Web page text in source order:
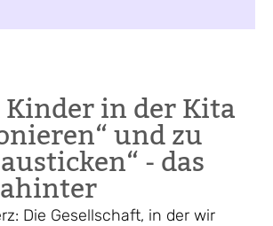
in der Kita
und zu
- das
Die Gesellschaft, in der wir